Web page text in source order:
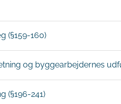
(§159-160)
og byggearbejdernes
(§196-241)